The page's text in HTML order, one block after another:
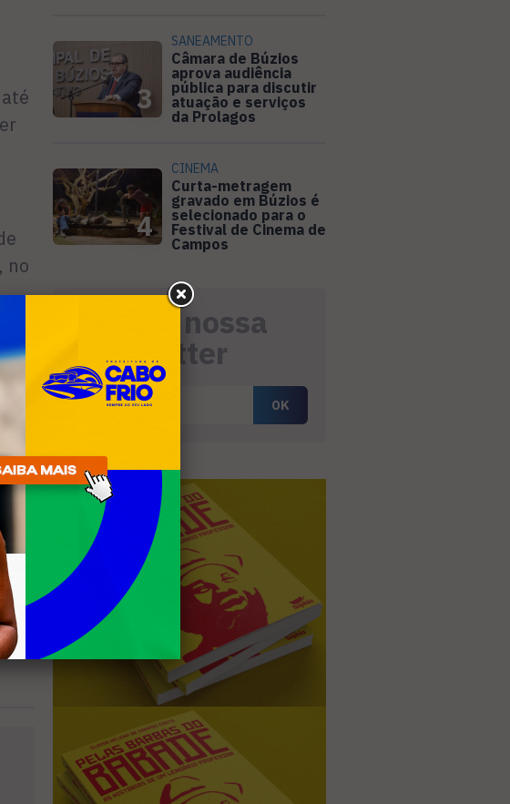
no
3
SANEAMENTO
Câmara de Búzios
aprova audiência
pública para discutir
atuação e serviços
da Prolagos
4
CINEMA
Curta-metragem
gravado em Búzios é
selecionado para o
Festival de Cinema de
Campos
Receba nossa
newsletter